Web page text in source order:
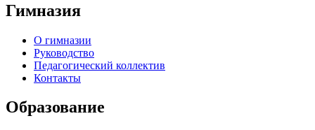
Гимназия
О гимназии
Руководство
Педагогический коллектив
Контакты
Образование